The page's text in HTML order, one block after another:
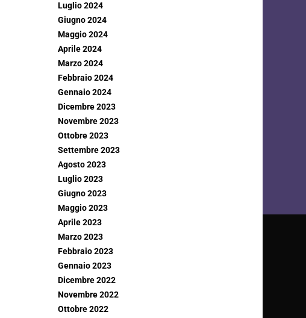
Luglio 2024
Giugno 2024
Maggio 2024
Aprile 2024
Marzo 2024
Febbraio 2024
Gennaio 2024
Dicembre 2023
Novembre 2023
Ottobre 2023
Settembre 2023
Agosto 2023
Luglio 2023
Giugno 2023
Maggio 2023
Aprile 2023
Marzo 2023
Febbraio 2023
Gennaio 2023
Dicembre 2022
Novembre 2022
Ottobre 2022